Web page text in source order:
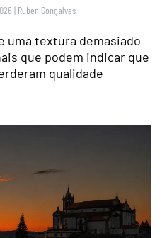
| Rubén Gonçalves
uma textura demasiado
que podem indicar que
qualidade